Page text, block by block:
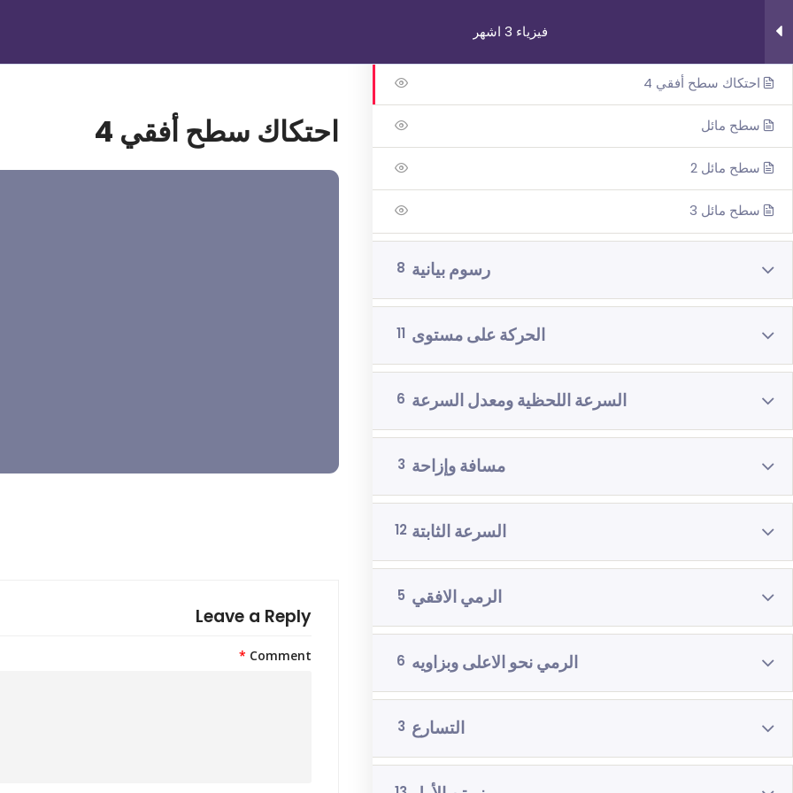
فيزياء 3 اشهر
احتكاك سطح أفقي 4
سطح مائل
سطح مائل 2
سطح مائل 3
رسوم بيانية 8
الحركة على مستوى 11
السرعة اللحظية ومعدل السرعة 6
مسافة وإزاحة 3
السرعة الثابتة 12
الرمي الافقي 5
الرمي نحو الاعلى وبزاويه 6
التسارع 3
احتكاك سطح أفقي 4
Leave a Reply
Comment
*
روابط مهمة
من نحن
دوراتنا
بچروت 3 وحدات 1 اشهر
رياضيات 5 وحدات 3 اشهر
فيزياء 3 اشهر